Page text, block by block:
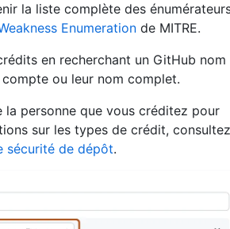
la liste complète des
Enumeration de MITRE.
en recherchant un GitHub nom
compte ou leur nom complet.
personne que vous créditez pour
sur les types de crédit, consultez
sécurité de dépôt.